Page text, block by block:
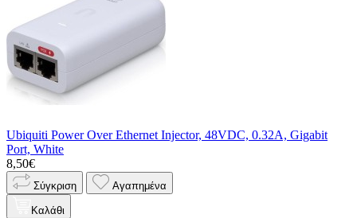
Ubiquiti Power Over Ethernet Injector, 48VDC, 0.32A, Gigabit
Port, White
8,50€
Σύγκριση Αγαπημένα
Καλάθι